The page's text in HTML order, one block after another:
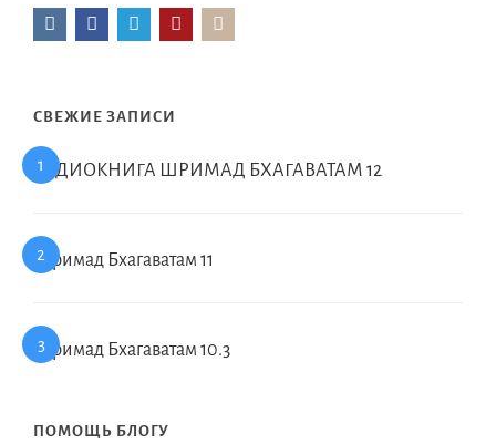
СВЕЖИЕ ЗАПИСИ
АУДИОКНИГА ШРИМАД БХАГАВАТАМ 12
Шримад Бхагаватам 11
Шримад Бхагаватам 10.3
ПОМОЩЬ БЛОГУ